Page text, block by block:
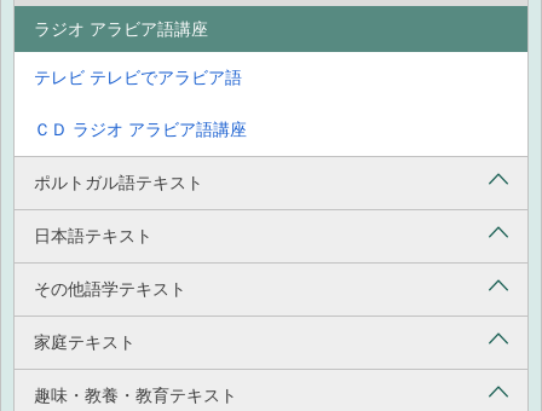
ラジオ アラビア語講座
テレビ テレビでアラビア語
ＣＤ ラジオ アラビア語講座
ポルトガル語テキスト
日本語テキスト
その他語学テキスト
家庭テキスト
趣味・教養・教育テキスト